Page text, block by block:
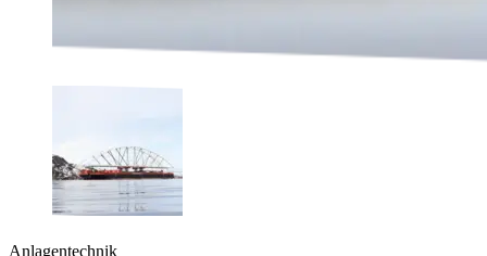
Anlagentechnik